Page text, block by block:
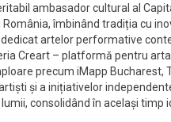
ambasador cultural al
România, îmbinând tradiția cu
artelor performative
Creart – platformă pentru
precum iMapp Bucharest,
și a inițiativelor
consolidând în același timp